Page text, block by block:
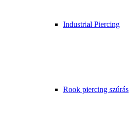
Industrial Piercing
Rook piercing szúrás